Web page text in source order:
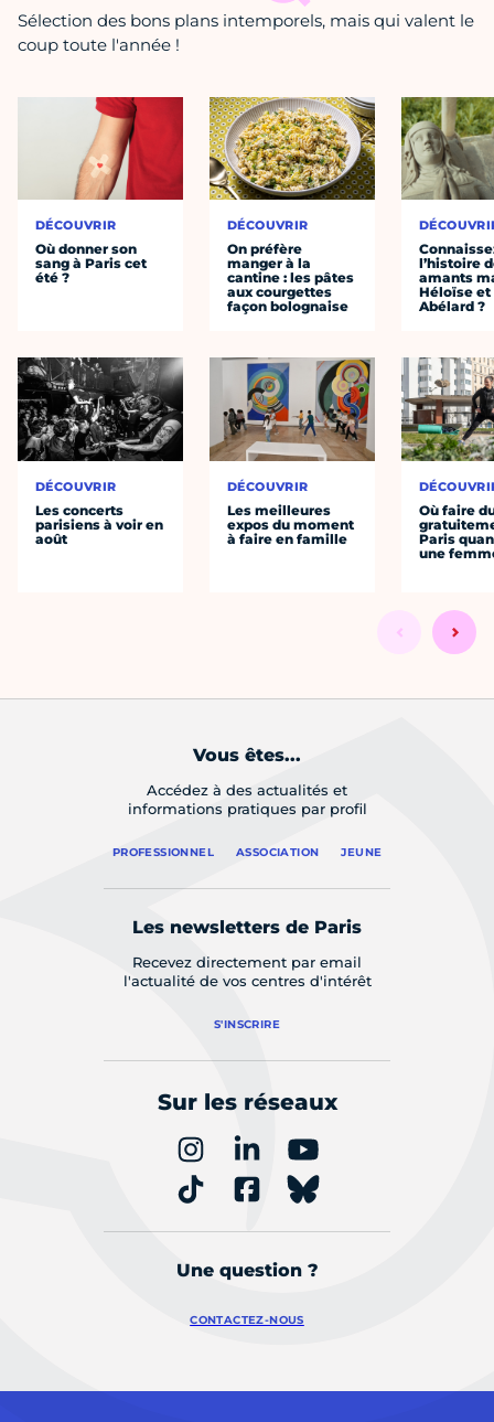
Sélection des bons plans intemporels, mais qui valent le
coup toute l'année !
DÉCOUVRIR
Où donner son
sang à Paris cet
été ?
DÉCOUVRIR
Les concerts
parisiens à voir en
août
DÉCOUVRIR
On préfère
manger à la
cantine : les pâtes
aux courgettes
façon bolognaise
DÉCOUVRIR
Les meilleures
expos du moment
à faire en famille
l’histoire
amants
Héloïse et
Abélard ?
Où faire
Paris
une
Vous êtes...
Accédez à des actualités et
informations pratiques par profil
PROFESSIONNEL ASSOCIATION JEUNE
Les newsletters de Paris
Recevez directement par email
l'actualité de vos centres d'intérêt
S'INSCRIRE
Sur les réseaux
Une question ?
CONTACTEZ-NOUS